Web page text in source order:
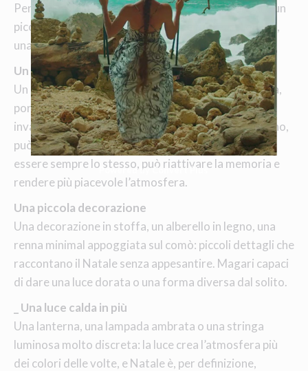
Perchè il colore neutro permette poi di aggiungere un
piccolo segno natalizio più acceso e di creare, quindi,
una situazione equilibrata e piacevolmente festiva.
Un cuscino decorativo rosso
Un solo cuscino rosso, in velluto o maglia intrecciata,
porta il Natale nel letto in modo elegante e non
invasivo, immediato e, sì, anche ricorrente. Ogni anno,
può essere un piccolo oggetto a fare…Natale. E può
essere sempre lo stesso, può riattivare la memoria e
rendere più piacevole l’atmosfera.
Una piccola decorazione
Una decorazione in stoffa, un alberello in legno, una
renna minimal appoggiata sul comò: piccoli dettagli che
raccontano il Natale senza appesantire. Magari capaci
di dare una luce dorata o una forma diversa dal solito.
_ Una luce calda in più
Una lanterna, una lampada ambrata o una stringa
luminosa molto discreta: la luce crea l’atmosfera più
dei colori delle volte, e Natale è, per definizione,
Powered by Convert Plus